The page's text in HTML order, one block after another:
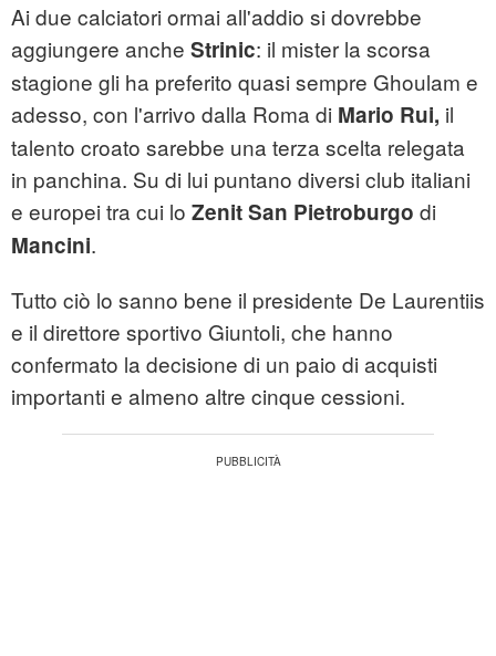
Ai due calciatori ormai all'addio si dovrebbe
aggiungere anche Strinic: il mister la scorsa
stagione gli ha preferito quasi sempre Ghoulam e
adesso, con l'arrivo dalla Roma di Mario Rui, il
talento croato sarebbe una terza scelta relegata
in panchina. Su di lui puntano diversi club italiani
e europei tra cui lo Zenit San Pietroburgo di
Mancini.
Tutto ciò lo sanno bene il presidente De Laurentiis
e il direttore sportivo Giuntoli, che hanno
confermato la decisione di un paio di acquisti
importanti e almeno altre cinque cessioni.